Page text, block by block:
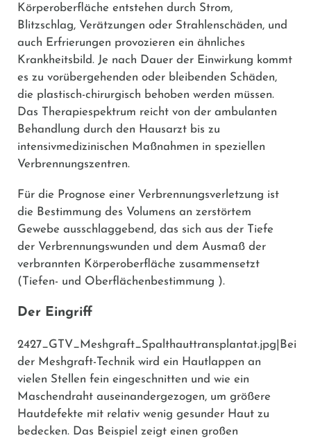
Körperoberfläche entstehen durch Strom,
Blitzschlag, Verätzungen oder Strahlenschäden, und
auch Erfrierungen provozieren ein ähnliches
Krankheitsbild. Je nach Dauer der Einwirkung kommt
es zu vorübergehenden oder bleibenden Schäden,
die plastisch-chirurgisch behoben werden müssen.
Das Therapiespektrum reicht von der ambulanten
Behandlung durch den Hausarzt bis zu
intensivmedizinischen Maßnahmen in speziellen
Verbrennungszentren.
Für die Prognose einer Verbrennungsverletzung ist
die Bestimmung des Volumens an zerstörtem
Gewebe ausschlaggebend, das sich aus der Tiefe
der Verbrennungswunden und dem Ausmaß der
verbrannten Körperoberfläche zusammensetzt
(Tiefen- und Oberflächenbestimmung ).
Der Eingriff
2427_GTV_Meshgraft_Spalthauttransplantat.jpg|Bei
der Meshgraft-Technik wird ein Hautlappen an
vielen Stellen fein eingeschnitten und wie ein
Maschendraht auseinandergezogen, um größere
Hautdefekte mit relativ wenig gesunder Haut zu
bedecken. Das Beispiel zeigt einen großen